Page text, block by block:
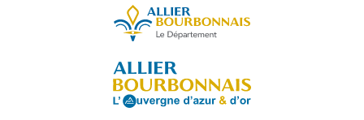
Allier, le département